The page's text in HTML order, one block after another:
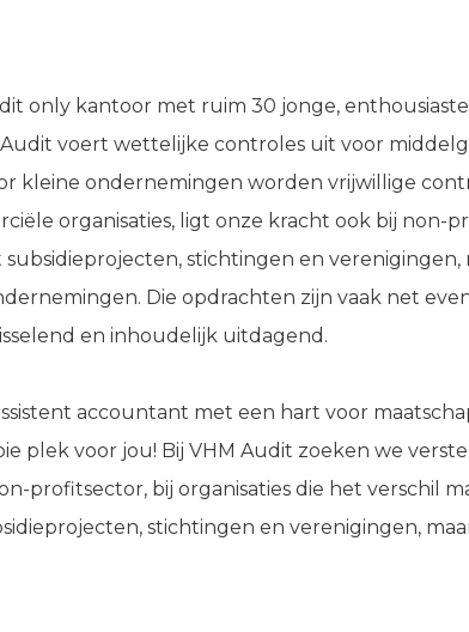
only kantoor met ruim 30 jonge,
Audit voert wettelijke controles uit voor
kleine ondernemingen worden vrijwillige
organisaties, ligt onze kracht ook bij non-
stichtingen en verenigingen,
Die opdrachten zijn vaak net
en inhoudelijk uitdagend.
accountant met een hart voor
plek voor jou! Bij VHM Audit zoeken we
profitsector, bij organisaties die het verschil
stichtingen en verenigingen,